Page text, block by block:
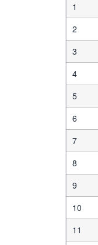
1
2
3
4
5
6
7
8
9
10
11